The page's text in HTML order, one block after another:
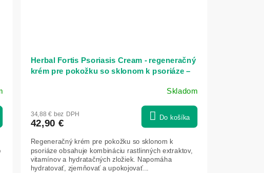
Herbal Fortis Psoriasis Cream - regeneračný
krém pre pokožku so sklonom k psoriáze –
Skladom
34,88 € bez DPH
42,90 €
Do košíka
Regeneračný krém pre pokožku so sklonom k
psoriáze obsahuje kombináciu rastlinných extraktov,
vitamínov a hydratačných zložiek. Napomáha
hydratovať, zjemňovať a upokojovať...